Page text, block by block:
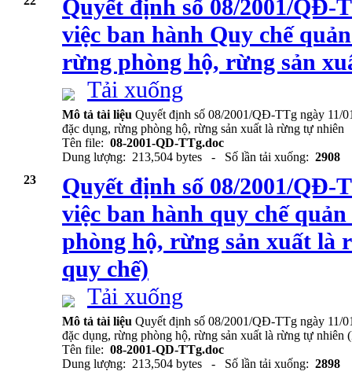
Quyết định số 08/2001/QĐ-
việc ban hành Quy chế
rừng phòng hộ, rừng sản
Tải xuống
Mô tả tài liệu Quyết định số 08/2001/QĐ-TTg ngày 11/
đặc dụng, rừng phòng hộ, rừng sản xuất là rừng tự nhiên
Tên file: 08-2001-QD-TTg.doc
Dung lượng: 213,504 bytes - Số lần tải xuống: 2908
23
Quyết định số 08/2001/QĐ-
việc ban hành quy chế
phòng hộ, rừng sản xuất là
quy chế)
Tải xuống
Mô tả tài liệu Quyết định số 08/2001/QĐ-TTg ngày 11/
đặc dụng, rừng phòng hộ, rừng sản xuất là rừng tự nhiên
Tên file: 08-2001-QD-TTg.doc
Dung lượng: 213,504 bytes - Số lần tải xuống: 2898